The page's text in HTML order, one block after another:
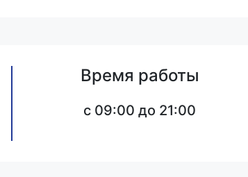
Время работы
c 09:00 до 21:00